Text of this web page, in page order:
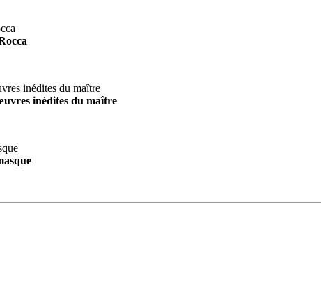
inédites du maître